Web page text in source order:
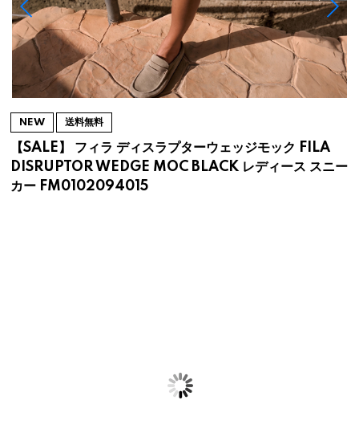
NEW 送料無料
【SALE】 フィラ ディスラプターウェッジモック FILA
DISRUPTOR WEDGE MOC BLACK レディース スニー
カー FM0102094015